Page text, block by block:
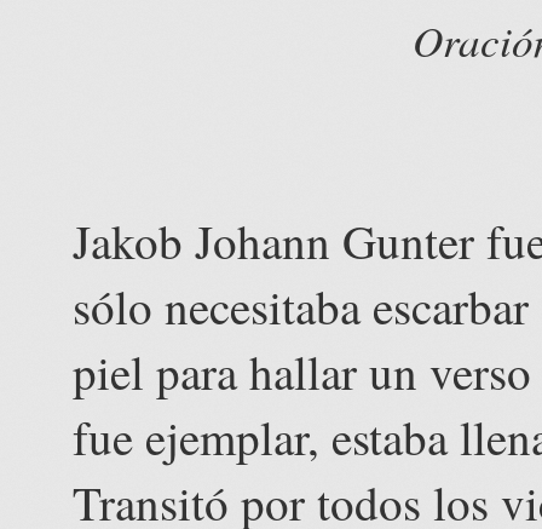
Jakob Johann Gunter
sólo necesitaba
piel para hallar un
fue ejemplar, estaba
Transitó por todos los